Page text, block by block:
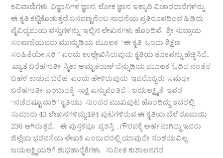
ಕವಿವಾಣಿಗಳು, ವಿಜ್ಞಾನಿಗಳ ಜ್ಞಾನ, ಲೋಕ ಜ್ಞಾನ ಇತ್ಯಾದಿ ವಿಚಾರಧಾರೆಗಳನ್ನು
ಈ ಕೃತಿ ಕಟ್ಟಿಕೊಡುತ್ತದೆ.ಬಸವಣ್ಣನೆಂಬ ಸಾಧನೆಯ ಪ್ರತಿರೂಪದಿಂದ ಹಿಡಿದು
ವೈವಿಧ್ಯಮಯ ವಸ್ತುಗಳನ್ನು ಇಲ್ಲಿನ ಲೇಖನಗಳು ಹೊಂದಿವೆ. ಶ್ರೀ ಸುಬ್ರಾಯ
ಸಂಪಾಜೆಯವರು ಮುನ್ನುಡಿಯ ಮೂಲಕ “ಈ ಕೃತಿ ಒಂದು ಶಿಕ್ಷಣ
ಸಂಹಿತೆಯೇ ಸರಿ ” ಎಂದು ಉಲ್ಲೇಖಿಸಿರುವುದು ಕೃತಿಯ ತೂಕವನ್ನು ಹೆಚ್ಚಿಸಿದೆ..
ಖ್ಯಾತ ಬರೆಹಗಾರ್ತಿ ಸ್ಮಿತಾ ಅಮೃತರಾಜ್ ಬೆನ್ನುಡಿಯ ಮೂಲಕ ಓದಿದ ನಂತರ
ಬಹಳ ಕಾಡುವ ಬರೆಹ ಎಂದು ಹೇಳಿರುವುದು ಇವರೊಬ್ಬರು ಸಮರ್ಥ
ಬರೆಹಗಾರ್ತಿ ಎಂಬುದಕ್ಕೆ ಸಾಕ್ಷಿ ಎನ್ನುವಂತಿದೆ . ಜಯಲಕ್ಷ್ಮಿ.ಕೆ. ಇವರ
“ನಡೆದಷ್ಟೂ ದಾರಿ” ಕೃತಿಯು ಸುಂದರ ಮುಖಪುಟ ಹೊಂದಿದ್ದು ಇದರಲ್ಲಿ
ಸುಮಾರು 43 ಲೇಖನಗಳಿದ್ದು,184 ಪುಟಗಳಿರುವ ಈ ಕೃತಿಯ ಬೆಲೆ ರೂಪಾಯಿ
230 ಆಗಿರುತ್ತದೆ. ಈ ಪುಸ್ತಕವೂ ಪ್ರಶಸ್ತಿ , ಗೌರವಕ್ಕೆ ಅರ್ಹವಾಗಿದ್ದು ಇವರು
ಜಿಲ್ಲೆಯ ಭರವಸೆಯ ಲೇಖಕಿ ಎಂಬುದರಲ್ಲಿ ಯಾವುದೇ ಸಂಶಯವಿಲ್ಲ.
ಜಯಲಕ್ಷ್ಮಿಯರಿಗೆ ಶುಭಹಾರೈಕೆಗಳು. ಸುನೀತ ಕುಶಾಲನಗರ